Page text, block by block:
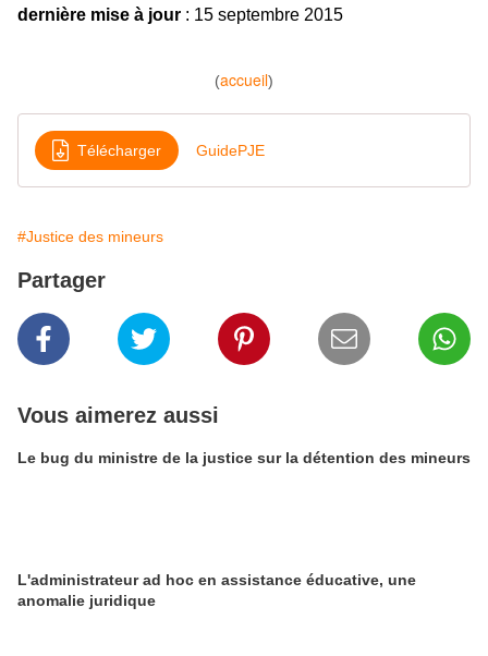
dernière mise à jour : 15 septembre 2015
(accueil)
Télécharger GuidePJE
#Justice des mineurs
Partager
Vous aimerez aussi
Le bug du ministre de la justice sur la détention des mineurs
L'administrateur ad hoc en assistance éducative, une
anomalie juridique